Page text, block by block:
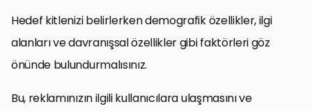
Hedef kitlenizi belirlerken demografik özellikler, ilgi
alanları ve davranışsal özellikler gibi faktörleri göz
önünde bulundurmalısınız.
Bu, reklamınızın ilgili kullanıcılara ulaşmasını ve